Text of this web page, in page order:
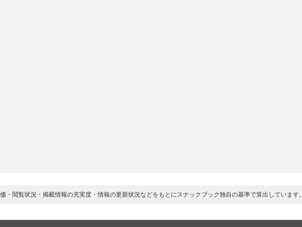
・閲覧状況・掲載情報の充実度・情報の更新状況などをもとにスナックブック独自の基準で算出しています。